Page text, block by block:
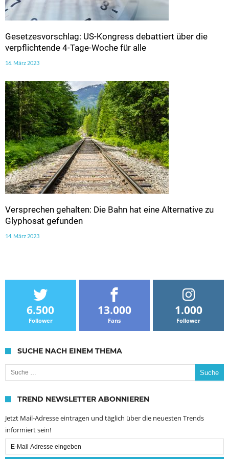
Gesetzesvorschlag: US-Kongress debattiert über die
verpflichtende 4-Tage-Woche für alle
16. März 2023
Versprechen gehalten: Die Bahn hat eine Alternative zu
Glyphosat gefunden
14. März 2023
6.500
Follower
13.000
Fans
1.000
Follower
SUCHE NACH EINEM THEMA
Suche nach:
TREND NEWSLETTER ABONNIEREN
Jetzt Mail-Adresse eintragen und täglich über die neuesten Trends
informiert sein!
Email
Subscription